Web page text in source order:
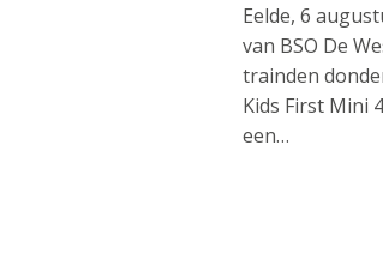
Eelde, 6
van BSO De
trainden
Kids First Mini
een…